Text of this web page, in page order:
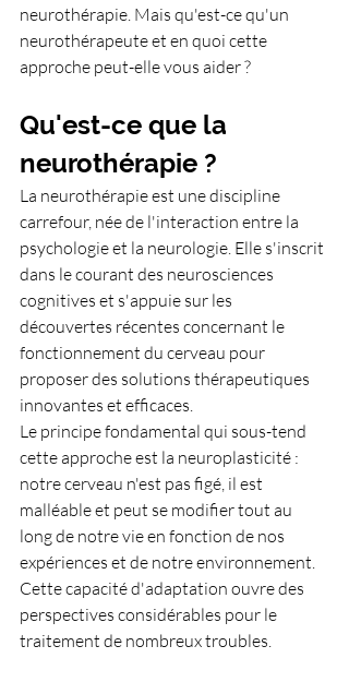
neurothérapie. Mais qu'est-ce qu'un
neurothérapeute et en quoi cette
approche peut-elle vous aider ?
Qu'est-ce que la
neurothérapie ?
La neurothérapie est une discipline
carrefour, née de l'interaction entre la
psychologie et la neurologie. Elle s'inscrit
dans le courant des neurosciences
cognitives et s'appuie sur les
découvertes récentes concernant le
fonctionnement du cerveau pour
proposer des solutions thérapeutiques
innovantes et efficaces.
Le principe fondamental qui sous-tend
cette approche est la neuroplasticité :
notre cerveau n'est pas figé, il est
malléable et peut se modifier tout au
long de notre vie en fonction de nos
expériences et de notre environnement.
Cette capacité d'adaptation ouvre des
perspectives considérables pour le
traitement de nombreux troubles.